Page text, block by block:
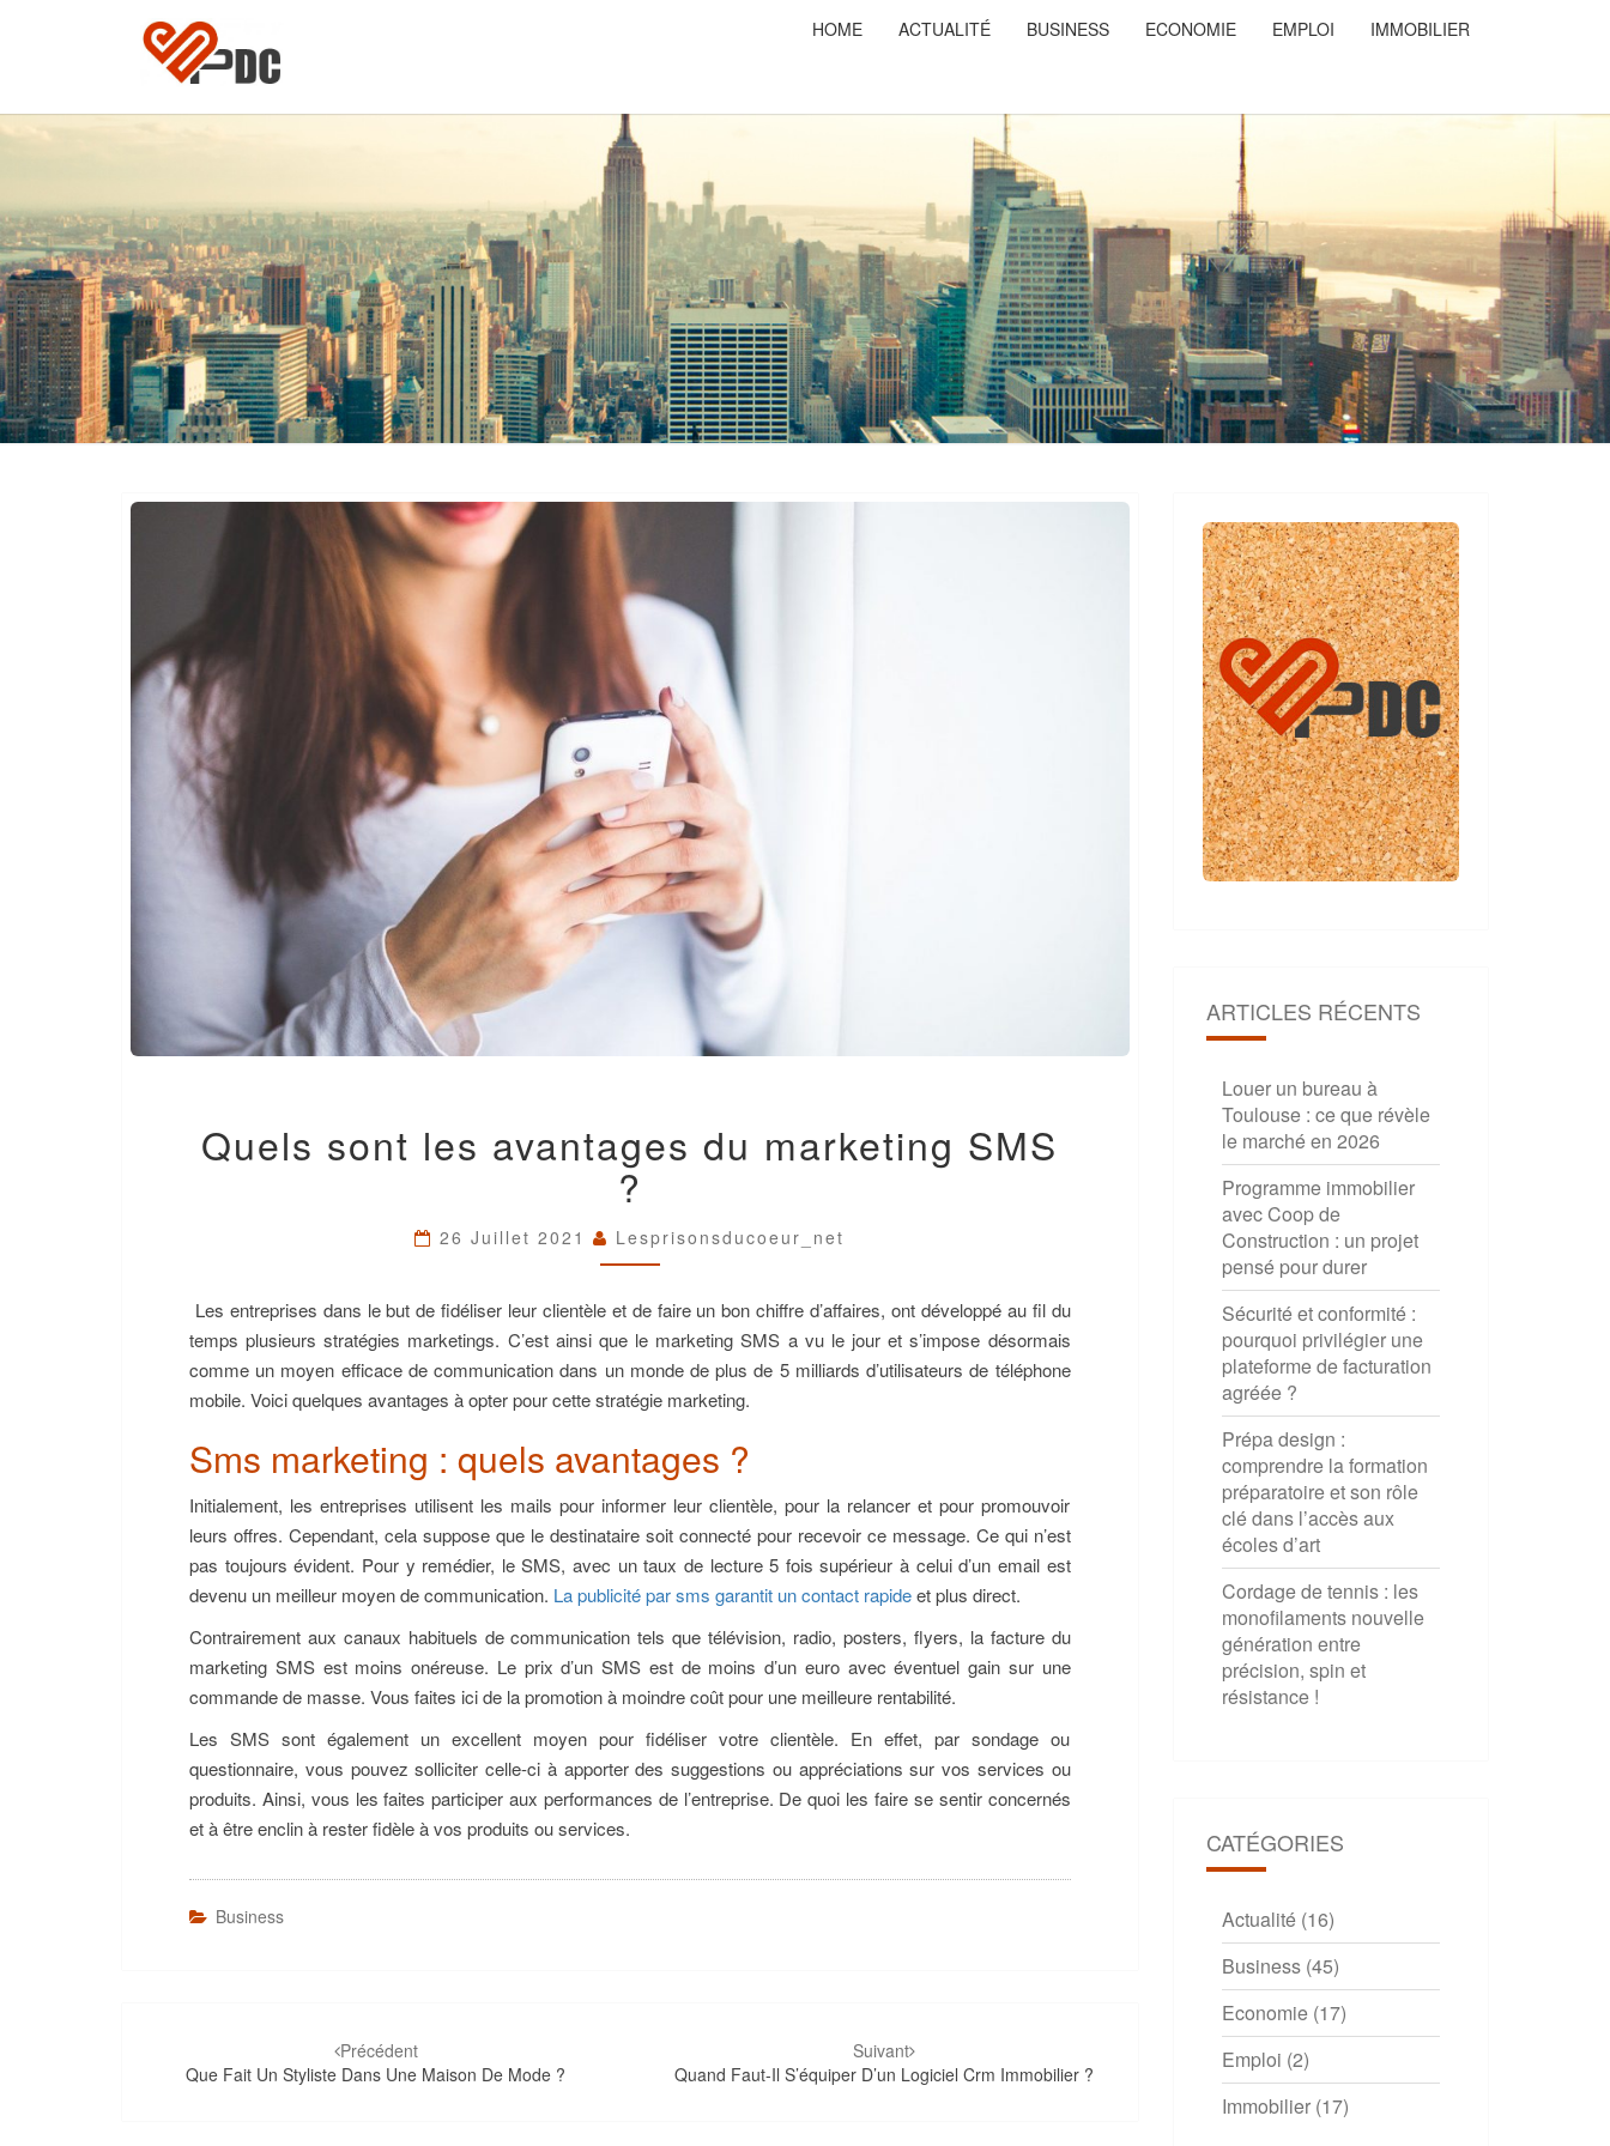
HOME ACTUALITÉ BUSINESS ECONOMIE EMPLOI IMMOBILIER
PRISONSDUCOEUR
LES
AVANTAGES
DU
MARKETING
SMS
Quels sont les avantages du marketing SMS
?
26 Juillet 2021 Lesprisonsducoeur_net
Les entreprises dans le but de fidéliser leur clientèle et de faire un bon chiffre d’affaires, ont développé au fil du
temps plusieurs stratégies marketings. C’est ainsi que le marketing SMS a vu le jour et s’impose désormais
comme un moyen efficace de communication dans un monde de plus de 5 milliards d’utilisateurs de téléphone
mobile. Voici quelques avantages à opter pour cette stratégie marketing.
Sms marketing : quels avantages ?
Initialement, les entreprises utilisent les mails pour informer leur clientèle, pour la relancer et pour promouvoir
leurs offres. Cependant, cela suppose que le destinataire soit connecté pour recevoir ce message. Ce qui n’est
pas toujours évident. Pour y remédier, le SMS, avec un taux de lecture 5 fois supérieur à celui d’un email est
devenu un meilleur moyen de communication. La publicité par sms garantit un contact rapideet plus direct.
Contrairement aux canaux habituels de communication tels que télévision, radio, posters, flyers, la facture du
marketing SMS est moins onéreuse. Le prix d’un SMS est de moins d’un euro avec éventuel gain sur une
commande de masse. Vous faites ici de la promotion à moindre coût pour une meilleure rentabilité.
Les SMS sont également un excellent moyen pour fidéliser votre clientèle. En effet, par sondage ou
questionnaire, vous pouvez solliciter celle-ci à apporter des suggestions ou appréciations sur vos services ou
produits. Ainsi, vous les faites participer aux performances de l’entreprise. De quoi les faire se sentir concernés
et à être enclin à rester fidèle à vos produits ou services.
Business
d'article
Précédent
Que Fait Un Styliste Dans Une Maison De Mode ?
Suivant
Quand Faut-Il S’équiper D’un Logiciel Crm Immobilier ?
ARTICLES RÉCENTS
Louer un bureau à
Toulouse : ce que révèle
le marché en 2026
Programme immobilier
avec Coop de
Construction : un projet
pensé pour durer
Sécurité et conformité :
pourquoi privilégier une
plateforme de facturation
agréée ?
Prépa design :
comprendre la formation
préparatoire et son rôle
clé dans l’accès aux
écoles d’art
Cordage de tennis : les
monofilaments nouvelle
génération entre
précision, spin et
résistance !
CATÉGORIES
Actualité(16)
Business(45)
Economie(17)
Emploi (2)
Immobilier(17)